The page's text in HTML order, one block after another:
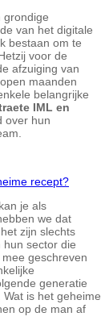
grondige
van het digitale
bestaan om te
voor de
afzuiging van
maanden
belangrijke
IML en
over hun
recept?
je als
we dat
, het zijn slechts
sector die
geschreven
generatie
is het geheime
op de man af